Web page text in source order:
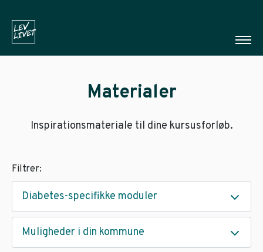
Materialer
Inspirationsmateriale til dine kursusforløb.
Filtrer:
Diabetes-specifikke moduler
Muligheder i din kommune